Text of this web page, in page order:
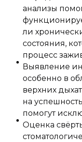
анализы
ли
состояния,
процесс
Выявление
особенно в
верхних
на
помогут
Оценка